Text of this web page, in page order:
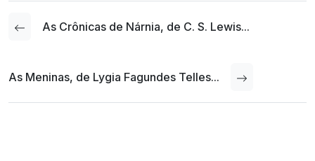
As Crônicas de Nárnia, de C. S. Lewis...
As Meninas, de Lygia Fagundes Telles...